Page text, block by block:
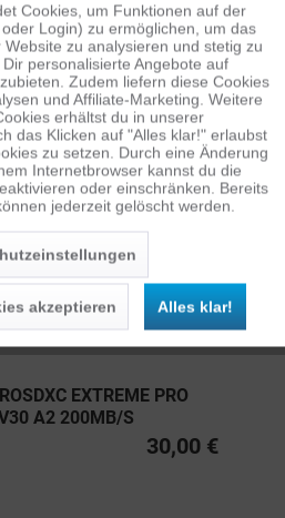
ähnlich ...mehr
EXTREME PRO
A2 200MB/S
30,00 €
Aktiv
Inaktiv
Inaktiv
Inaktiv
Cookies, um Funktionen auf der
Login) zu ermöglichen, um das
zu analysieren und stetig zu
personalisierte Angebote auf
Zudem liefern diese Cookies
und Affiliate-Marketing. Weitere
erhältst du in unserer
das Klicken auf "Alles klar!" erlaubst
zu setzen. Durch eine Änderung
Internetbrowser kannst du die
oder einschränken. Bereits
jederzeit gelöscht werden.
akzeptieren Alles klar!